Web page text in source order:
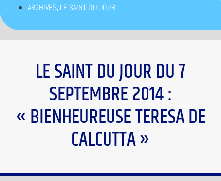
ARCHIVES,LE SAINT DU JOUR
LE SAINT DU JOUR DU 7
SEPTEMBRE 2014 :
« BIENHEUREUSE TERESA DE
CALCUTTA »